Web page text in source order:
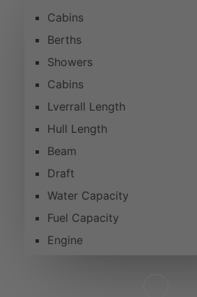
Cabins
Berths
Showers
Cabins
Lverrall Length
Hull Length
Beam
Draft
Water Capacity
Fuel Capacity
Engine